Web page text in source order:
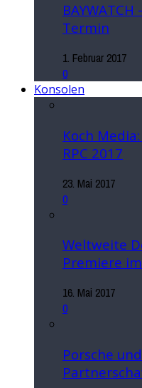
Termin
1. Februar 2017
0
Konsolen
Koch
RPC 2017
23. Mai 2017
0
Weltweite
Premiere
16. Mai 2017
0
Porsche